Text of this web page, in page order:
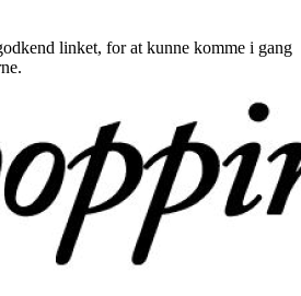
linket, for at kunne komme i gang